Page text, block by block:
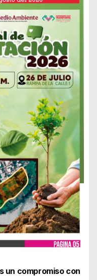
un compromiso con